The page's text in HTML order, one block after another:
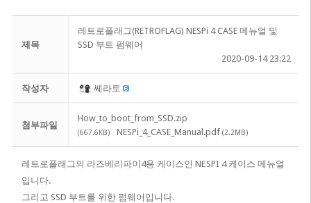
제목
레트로플래그(RETROFLAG) NESPi 4 CASE 메뉴얼 및
SSD 부트 펌웨어
2020-09-14 23:22
작성자 쎄라토
첨부파일
How_to_boot_from_SSD.zip
(667.6KB) NESPi_4_CASE_Manual.pdf (2.2MB)
레트로플래그의 라즈베리파이4용 케이스인 NESPI 4 케이스 메뉴얼
입니다.
그리고 SSD 부트를 위한 펌웨어입니다.